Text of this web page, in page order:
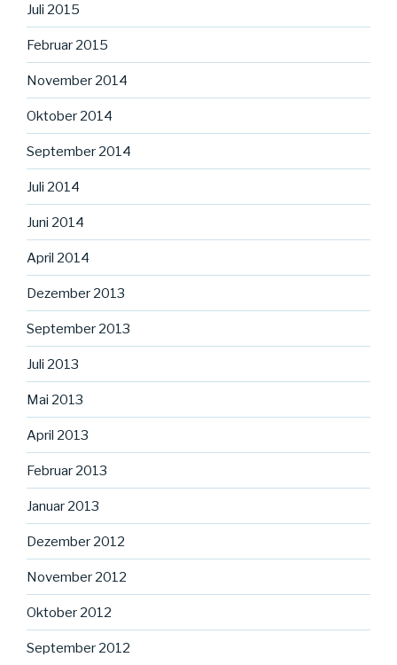
Juli 2015
Februar 2015
November 2014
Oktober 2014
September 2014
Juli 2014
Juni 2014
April 2014
Dezember 2013
September 2013
Juli 2013
Mai 2013
April 2013
Februar 2013
Januar 2013
Dezember 2012
November 2012
Oktober 2012
September 2012